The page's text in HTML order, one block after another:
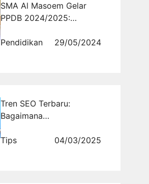
SMA Al Masoem Gelar
PPDB 2024/2025:
Siswa Berprestasi
Pendidikan 29/05/2024
Tren SEO Terbaru:
Bagaimana
Promosi Usaha Anda?
Tips 04/03/2025